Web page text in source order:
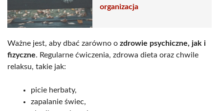
organizacja
Ważne jest, aby dbać zarówno o zdrowie psychiczne, jak i
fizyczne. Regularne ćwiczenia, zdrowa dieta oraz chwile
relaksu, takie jak:
picie herbaty,
zapalanie świec,